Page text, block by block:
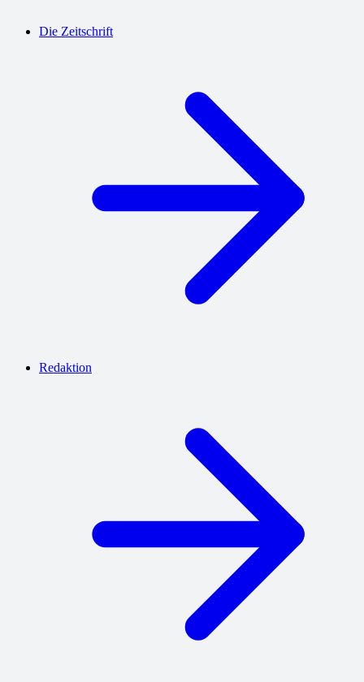
Die Zeitschrift
Redaktion